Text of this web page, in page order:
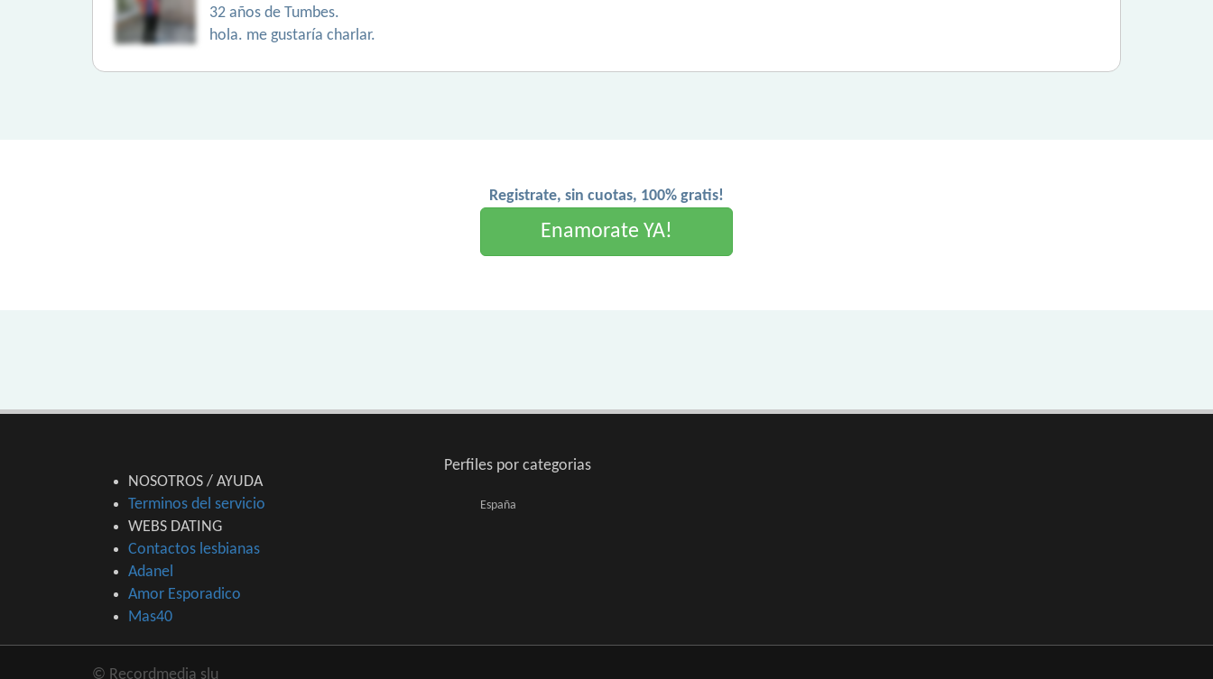
32 años de Tumbes.
hola. me gustaría charlar.
Registrate, sin cuotas, 100% gratis!
Enamorate YA!
NOSOTROS / AYUDA
Terminos del servicio
WEBS DATING
Contactos lesbianas
Adanel
Amor Esporadico
Mas40
Perfiles por categorias
España
© Recordmedia slu